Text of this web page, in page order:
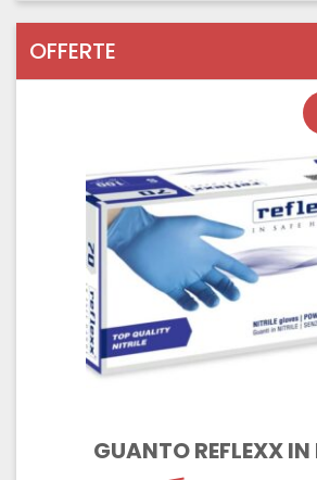
OFFERTE
GUANTO REFLEXX IN